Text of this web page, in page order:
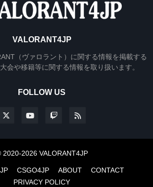
VALORANT4JP
（ヴァロラント）に関する情報を掲載する
会や移籍等に関する情報を取り扱います。
FOLLOW US
2020-2026 VALORANT4JP
CSGO4JP ABOUT
CONTACT
PRIVACY POLICY